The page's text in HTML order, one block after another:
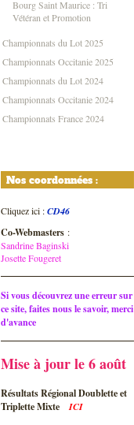
Bourg Saint Maurice : Tri
Vétéran et Promotion
Championnats du Lot 2025
Championnats Occitanie 2025
Championnats du Lot 2024
Championnats Occitanie 2024
Championnats France 2024
Nos coordonnées :
Cliquez ici :CD46
Co-Webmasters :
Sandrine Baginski
Josette Fougeret
Si vous découvrez une erreur sur
ce site, faites nous le savoir, merci
d'avance
Mise à jour le 6 août
Résultats Régional Doublette et
Triplette Mixte
ICI